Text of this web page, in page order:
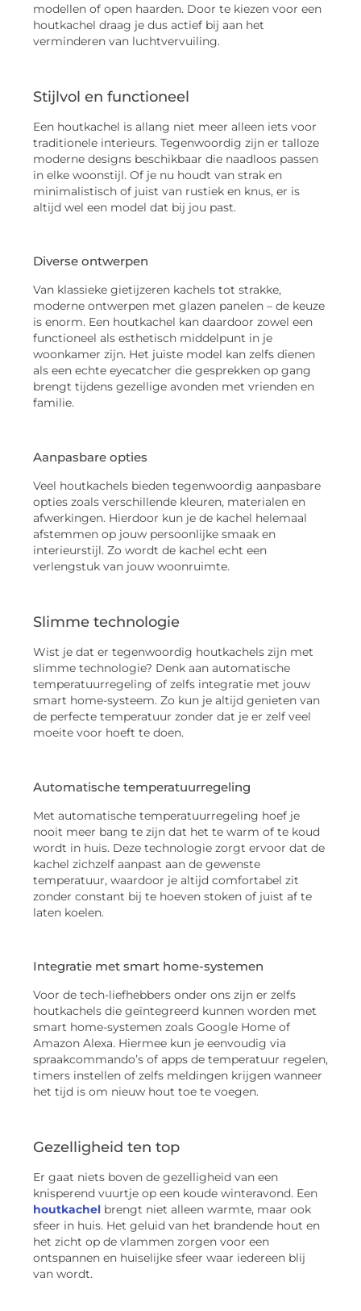
modellen of open haarden. Door te kiezen voor een
houtkachel draag je dus actief bij aan het
verminderen van luchtvervuiling.
Stijlvol en functioneel
Een houtkachel is allang niet meer alleen iets voor
traditionele interieurs. Tegenwoordig zijn er talloze
moderne designs beschikbaar die naadloos passen
in elke woonstijl. Of je nu houdt van strak en
minimalistisch of juist van rustiek en knus, er is
altijd wel een model dat bij jou past.
Diverse ontwerpen
Van klassieke gietijzeren kachels tot strakke,
moderne ontwerpen met glazen panelen – de keuze
is enorm. Een houtkachel kan daardoor zowel een
functioneel als esthetisch middelpunt in je
woonkamer zijn. Het juiste model kan zelfs dienen
als een echte eyecatcher die gesprekken op gang
brengt tijdens gezellige avonden met vrienden en
familie.
Aanpasbare opties
Veel houtkachels bieden tegenwoordig aanpasbare
opties zoals verschillende kleuren, materialen en
afwerkingen. Hierdoor kun je de kachel helemaal
afstemmen op jouw persoonlijke smaak en
interieurstijl. Zo wordt de kachel echt een
verlengstuk van jouw woonruimte.
Slimme technologie
Wist je dat er tegenwoordig houtkachels zijn met
slimme technologie? Denk aan automatische
temperatuurregeling of zelfs integratie met jouw
smart home-systeem. Zo kun je altijd genieten van
de perfecte temperatuur zonder dat je er zelf veel
moeite voor hoeft te doen.
Automatische temperatuurregeling
Met automatische temperatuurregeling hoef je
nooit meer bang te zijn dat het te warm of te koud
wordt in huis. Deze technologie zorgt ervoor dat de
kachel zichzelf aanpast aan de gewenste
temperatuur, waardoor je altijd comfortabel zit
zonder constant bij te hoeven stoken of juist af te
laten koelen.
Integratie met smart home-systemen
Voor de tech-liefhebbers onder ons zijn er zelfs
houtkachels die geïntegreerd kunnen worden met
smart home-systemen zoals Google Home of
Amazon Alexa. Hiermee kun je eenvoudig via
spraakcommando’s of apps de temperatuur regelen,
timers instellen of zelfs meldingen krijgen wanneer
het tijd is om nieuw hout toe te voegen.
Gezelligheid ten top
Er gaat niets boven de gezelligheid van een
knisperend vuurtje op een koude winteravond. Een
houtkachel brengt niet alleen warmte, maar ook
sfeer in huis. Het geluid van het brandende hout en
het zicht op de vlammen zorgen voor een
ontspannen en huiselijke sfeer waar iedereen blij
van wordt.